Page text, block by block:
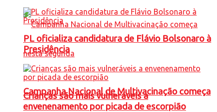
Campanha Nacional de Multivacinação começa
PL oficializa candidatura de Flávio Bolsonaro à
Presidência
Crianças são mais vulneráveis a
envenenamento por picada de escorpião